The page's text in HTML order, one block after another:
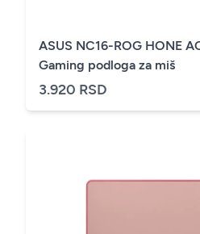
ASUS NC16-ROG HONE
Gaming podloga za miš
3.920 RSD